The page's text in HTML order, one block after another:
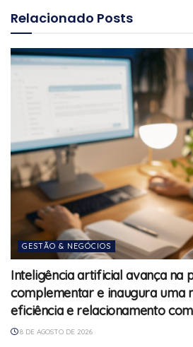
Relacionado Posts
GESTÃO & NEGÓCIOS
Inteligência artificial avança na
complementar e inaugura uma
eficiência e relacionamento
8 DE AGOSTO DE 2026